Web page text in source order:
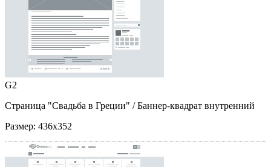
G2
Страница "Свадьба в Греции" / Баннер-квадрат внутренний
Размер: 436x352